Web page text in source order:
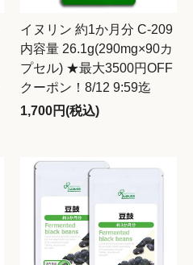
イヌリン 約1か月分 C-209
内容量 26.1g(290mg×90カ
プセル) ★最大3500円OFF
クーポン！8/12 9:59迄
1,700円(税込)